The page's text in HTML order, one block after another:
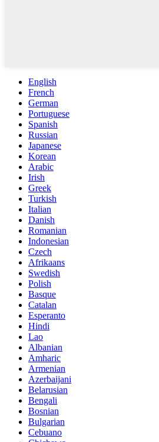
English
French
German
Portuguese
Spanish
Russian
Japanese
Korean
Arabic
Irish
Greek
Turkish
Italian
Danish
Romanian
Indonesian
Czech
Afrikaans
Swedish
Polish
Basque
Catalan
Esperanto
Hindi
Lao
Albanian
Amharic
Armenian
Azerbaijani
Belarusian
Bengali
Bosnian
Bulgarian
Cebuano